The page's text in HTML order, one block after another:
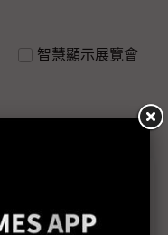
智慧顯示展覽會